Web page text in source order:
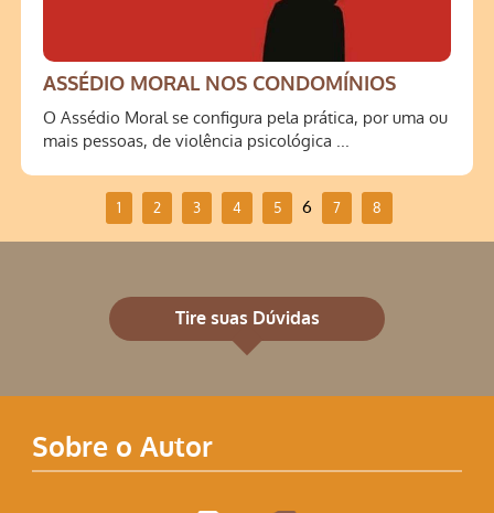
ASSÉDIO MORAL NOS CONDOMÍNIOS
O Assédio Moral se configura pela prática, por uma ou
mais pessoas, de violência psicológica ...
1 2 3 4 5 6 7 8
Tire suas Dúvidas
Sobre o Autor